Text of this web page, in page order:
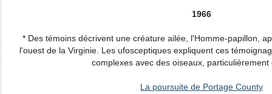
1966
* Des témoins décrivent une créature ailée, l'Homme-papillon,
l'ouest de la Virginie. Les ufosceptiques expliquent ces
complexes avec des oiseaux, particulièrement
La poursuite de Portage County